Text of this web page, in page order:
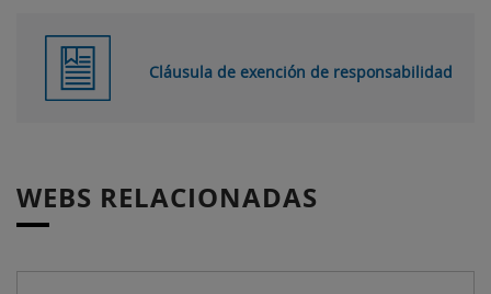
Cláusula de exención de responsabilidad
WEBS RELACIONADAS